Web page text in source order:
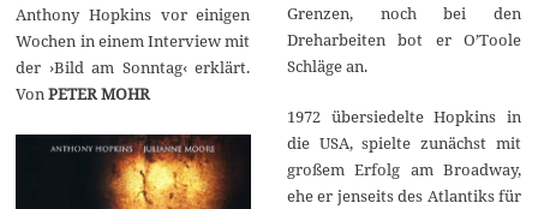
Anthony Hopkins vor einigen
Wochen in einem Interview mit
der ›Bild am Sonntag‹ erklärt.
VonPETER MOHR
Grenzen, noch bei den
Dreharbeiten bot er O’Toole
Schläge an.
1972 übersiedelte Hopkins in
die USA, spielte zunächst mit
großem Erfolg am Broadway,
ehe er jenseits des Atlantiks für